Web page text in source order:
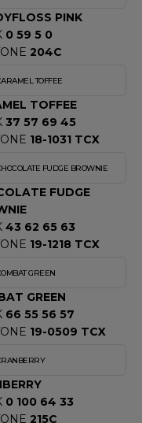
PINK
0 59 5 0
204C
TOFFEE
TOFFEE
37 57 69 45
18-1031 TCX
FUDGE BROWNIE
FUDGE
43 62 65 63
19-1218 TCX
GREEN
GREEN
66 55 56 57
19-0509 TCX
0 100 64 33
215C